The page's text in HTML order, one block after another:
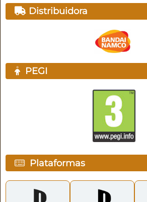
Distribuidora
PEGI
Plataformas